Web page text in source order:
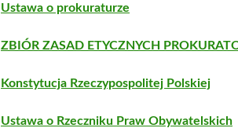
Ustawa o prokuraturze
ZBIÓR ZASAD ETYCZNYCH
Konstytucja Rzeczypospolitej Polskiej
Ustawa o Rzeczniku Praw Obywatelskich